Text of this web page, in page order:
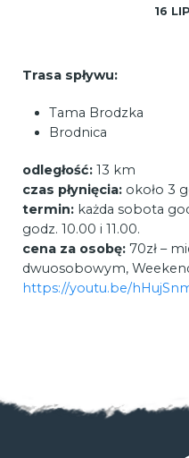
16
Trasa spływu:
Tama Brodzka
Brodnica
odległość: 13 km
czas płynięcia: około 3
termin: każda sobota
godz. 10.00 i 11.00.
cena za osobę: 70zł –
dwuosobowym,
https://youtu.be/